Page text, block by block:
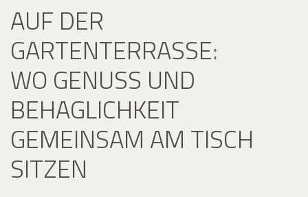
AUF DER
GARTENTERRASSE:
WO GENUSS UND
BEHAGLICHKEIT
GEMEINSAM AM TISCH
SITZEN